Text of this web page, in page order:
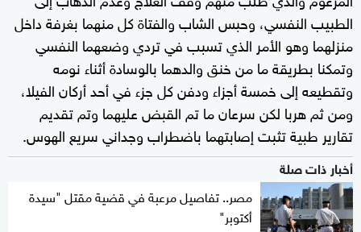
الطبيب النفسي، وحبس الشاب والفتاة كل منهما بغرفة داخل
منزلهما وهو الأمر الذي تسبب في تردي وضعهما النفسي
وتمكنا بطريقة ما من خنق والدهما بالوسادة أثناء نومه
وتقطيعه إلى خمسة أجزاء ودفن كل جزء في أحد أركان الفيلا،
ومن ثم هربا لكن سرعان ما تم القبض عليهما وتم تقديم
تقارير طبية تثبت إصابتهما باضطراب وجداني سريع الهوس.
أخبار ذات صلة
مصر.. تفاصيل مرعبة في قضية مقتل "سيدة
أكتوبر"